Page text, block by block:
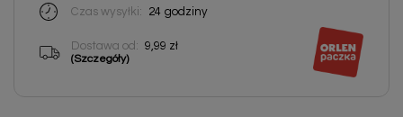
Czas wysyłki:
24 godziny
Dostawa od: 9,99 zł
(Szczegóły)